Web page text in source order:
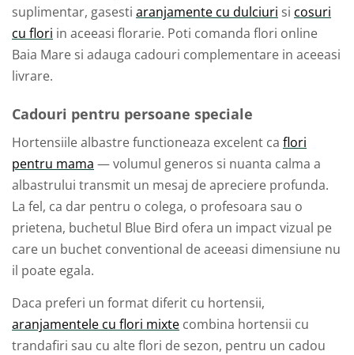
suplimentar, gasesti aranjamente cu dulciuri si cosuri
cu flori in aceeasi florarie. Poti comanda flori online
Baia Mare si adauga cadouri complementare in aceeasi
livrare.
Cadouri pentru persoane speciale
Hortensiile albastre functioneaza excelent ca flori
pentru mama — volumul generos si nuanta calma a
albastrului transmit un mesaj de apreciere profunda.
La fel, ca dar pentru o colega, o profesoara sau o
prietena, buchetul Blue Bird ofera un impact vizual pe
care un buchet conventional de aceeasi dimensiune nu
il poate egala.
Daca preferi un format diferit cu hortensii,
aranjamentele cu flori mixte combina hortensii cu
trandafiri sau cu alte flori de sezon, pentru un cadou